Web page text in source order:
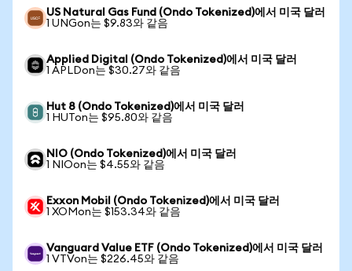
US Natural Gas Fund (Ondo Tokenized)에서 미국 달러
1 UNGon는 $9.83와 같음
Applied Digital (Ondo Tokenized)에서 미국 달러
1 APLDon는 $30.27와 같음
Hut 8 (Ondo Tokenized)에서 미국 달러
1 HUTon는 $95.80와 같음
NIO (Ondo Tokenized)에서 미국 달러
1 NIOon는 $4.55와 같음
Exxon Mobil (Ondo Tokenized)에서 미국 달러
1 XOMon는 $153.34와 같음
Vanguard Value ETF (Ondo Tokenized)에서 미국 달러
1 VTVon는 $226.45와 같음